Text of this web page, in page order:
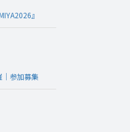
』
参加募集